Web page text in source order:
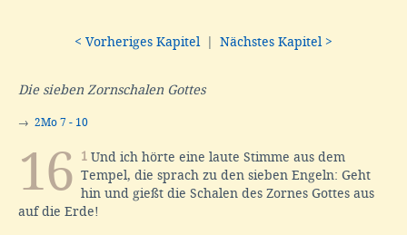
< Vorheriges Kapitel Nächstes Kapitel >
Die sieben Zornschalen Gottes
→ 2Mo 7 - 10
16 1 Und ich hörte eine laute Stimme aus dem
Tempel, die sprach zu den sieben Engeln: Geht
hin und gießt die Schalen des Zornes Gottes aus
auf die Erde!